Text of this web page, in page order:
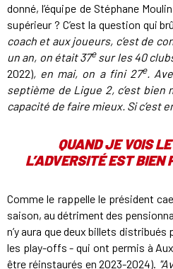
donné, l’équipe de Stéphane
supérieur ? C’est la question qui
coach et aux joueurs, c’est de
un an, on était 37esur les 40
2022), en mai, on a fini 27e.
septième de Ligue 2, c’est bien
capacité de faire mieux. Si c’est
QUAND JE VOIS
L’ADVERSITÉ EST
Comme le rappelle le président
saison, au détriment des
n’y aura que deux billets
les play-offs - qui ont permis à
être réinstaurés en 2023-2024).